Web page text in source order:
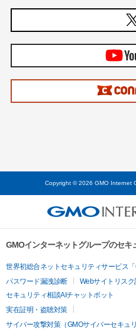
Copyright © 2026 GMO Internet
GMOインターネットグループのセキ
世界初総合ネットセキュリティサービス「
パスワード漏洩診断
Webサイトリスク
セキュリティ相談AIチャットボット
実在証明・盗聴対策
サイバー攻撃対策（GMOサイバーセキュ